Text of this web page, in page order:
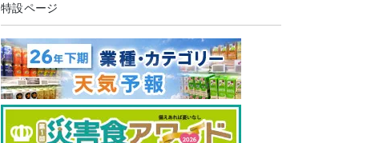
特設ページ